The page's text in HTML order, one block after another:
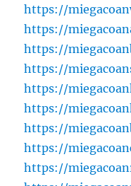
https://
https://
https://
https://
https://
https://
https://
https://
https://